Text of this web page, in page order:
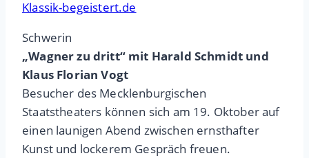
Klassik-begeistert.de
Schwerin
„Wagner zu dritt“ mit Harald Schmidt und
Klaus Florian Vogt
Besucher des Mecklenburgischen
Staatstheaters können sich am 19. Oktober auf
einen launigen Abend zwischen ernsthafter
Kunst und lockerem Gespräch freuen.